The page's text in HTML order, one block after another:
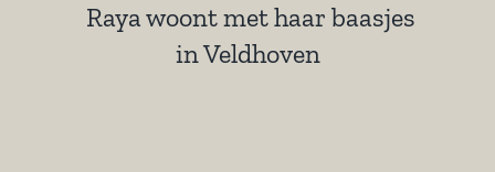
Raya woont met haar baasjes
in Veldhoven